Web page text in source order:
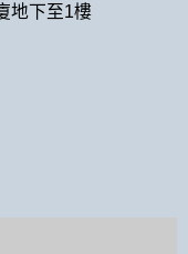
地下至1樓